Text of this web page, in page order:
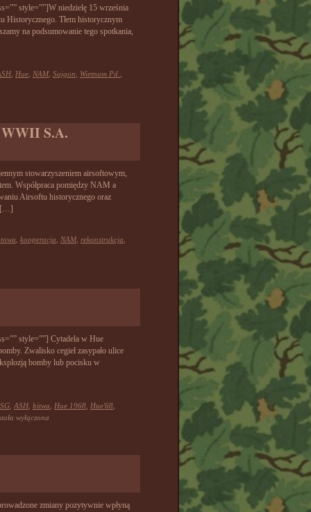
style=””]W niedzielę 15 września
Historycznego. Tłem historycznym
na podsumowanie tego spotkania,
Hue NAM Sajgon Wietnam Pd.
WWII S.A.
stowarzyszeniem airsoftowym,
Współpraca pomiędzy NAM a
Airsoftu historycznego oraz
[…]
, kooperacja, NAM, rekonstrukcja,
style=””] Cytadela w Hue
Zwalisko cegieł zasypało ulice
bomby lub pocisku w
ASH bitwa Hue 1968 Hue'68
wyłączona
zmiany pozytywnie wpłyną